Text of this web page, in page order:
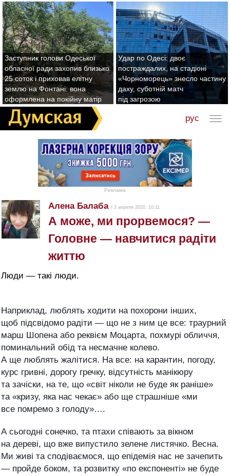
Заступник голови Одеської
обласної ради захопив близько
25 соток і приховав елітну
землю на Фонтані: вона
оформлена на покійну матір
Удар по Одесі: двоє
постраждалих, на стадіоні
«Чорноморець» знесло частину
даху, суботній матч
під загрозою
рус
Реклама
Алена Балаба / 3 апреля 2020, 10:11
А може, ми прорвемося? —
Головне — навчитися радіти
життю
Люди — такі люди.
Наприклад, люблять ходити на похорони інших,
щоб підсвідомо радіти — що не з ним це все: траурний
марш Шопена або реквієм Моцарта, похмурі обличчя,
поминальний обід та несмачне колево.
А ще люблять жалітися. На все: на карантин, погоду,
курс гривні, дорогу гречку, відсутність манікюру
та зачіски, на те, що «світ ніколи не буде як раніше»
та «кризу, яка нас чекає» або ще страшніше «ми
все помремо з голоду»….
А сьогодні сонечко, та птахи співають за вікном
на дереві, що вже випустило зелене листячко. Весна.
Ми живі та сподіваємося, що епідемія нас не зачепить
— пройде боком, та розвитку «по експоненті» не буде